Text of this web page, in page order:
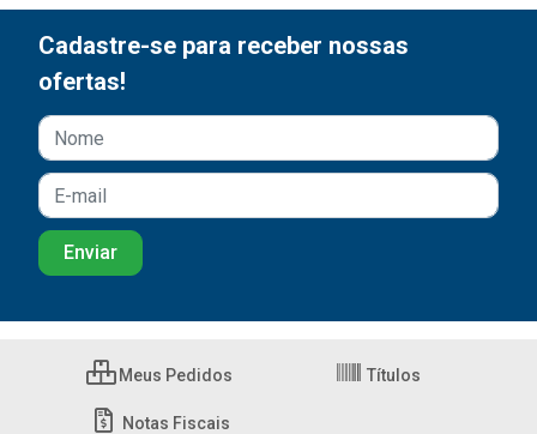
Cadastre-se para receber nossas
ofertas!
Meus Pedidos Títulos
Notas Fiscais